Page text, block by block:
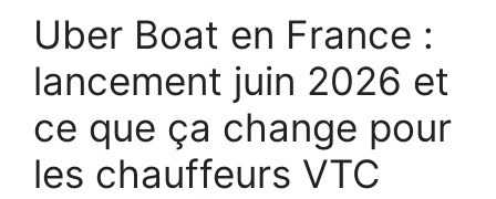
Uber Boat en France :
lancement juin 2026 et
ce que ça change pour
les chauffeurs VTC